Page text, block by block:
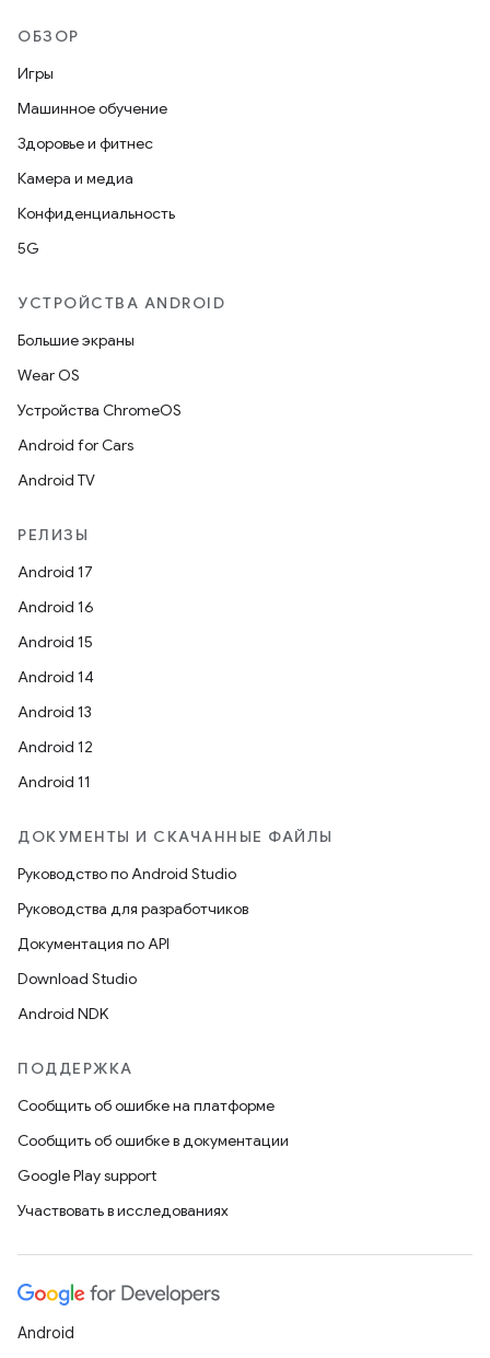
ОБЗОР
Игры
Машинное обучение
Здоровье и фитнес
Камера и медиа
Конфиденциальность
5G
УСТРОЙСТВА ANDROID
Большие экраны
Wear OS
Устройства ChromeOS
Android for Cars
Android TV
РЕЛИЗЫ
Android 17
Android 16
Android 15
Android 14
Android 13
Android 12
Android 11
ДОКУМЕНТЫ И СКАЧАННЫЕ ФАЙЛЫ
Руководство по Android Studio
Руководства для разработчиков
Документация по API
Download Studio
Android NDK
ПОДДЕРЖКА
Сообщить об ошибке на платформе
Сообщить об ошибке в документации
Google Play support
Участвовать в исследованиях
Android